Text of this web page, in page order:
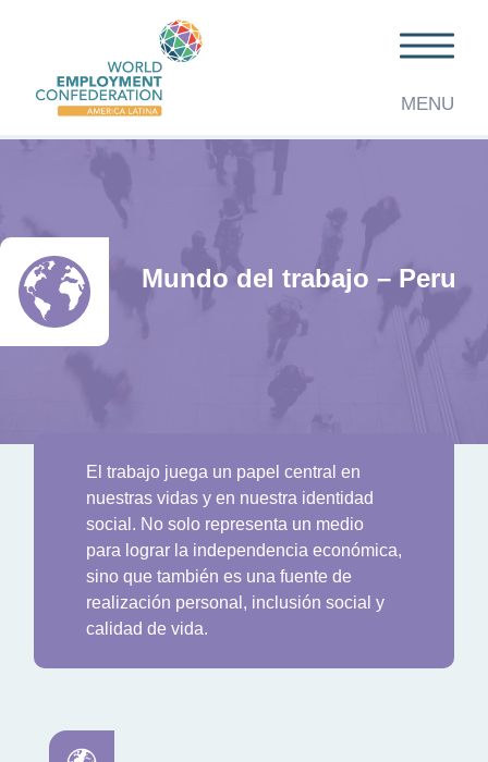
MENU
Mundo del trabajo – Peru
El trabajo juega un papel central en
nuestras vidas y en nuestra identidad
social. No solo representa un medio
para lograr la independencia económica,
sino que también es una fuente de
realización personal, inclusión social y
calidad de vida.